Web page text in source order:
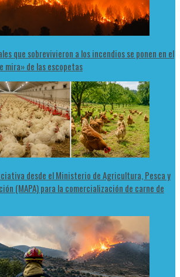
que sobrevivieron a los incendios se ponen en el
mira» de las escopetas
desde el Ministerio de Agricultura, Pesca y
(MAPA) para la comercialización de carne de